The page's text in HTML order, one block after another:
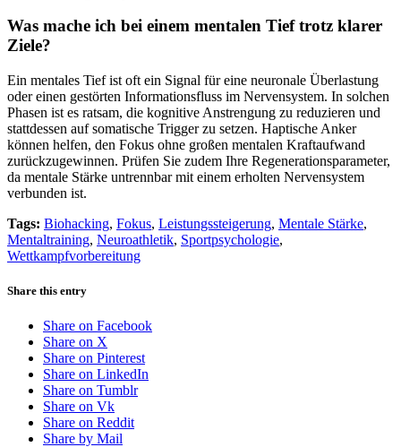
Was mache ich bei einem mentalen Tief trotz klarer
Ziele?
Ein mentales Tief ist oft ein Signal für eine neuronale Überlastung
oder einen gestörten Informationsfluss im Nervensystem. In solchen
Phasen ist es ratsam, die kognitive Anstrengung zu reduzieren und
stattdessen auf somatische Trigger zu setzen. Haptische Anker
können helfen, den Fokus ohne großen mentalen Kraftaufwand
zurückzugewinnen. Prüfen Sie zudem Ihre Regenerationsparameter,
da mentale Stärke untrennbar mit einem erholten Nervensystem
verbunden ist.
Tags: Biohacking, Fokus, Leistungssteigerung, Mentale Stärke,
Mentaltraining, Neuroathletik, Sportpsychologie,
Wettkampfvorbereitung
Share this entry
Share on Facebook
Share on X
Share on Pinterest
Share on LinkedIn
Share on Tumblr
Share on Vk
Share on Reddit
Share by Mail